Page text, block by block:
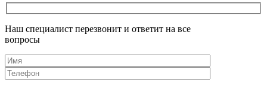
Наш специалист перезвонит и ответит на все
вопросы